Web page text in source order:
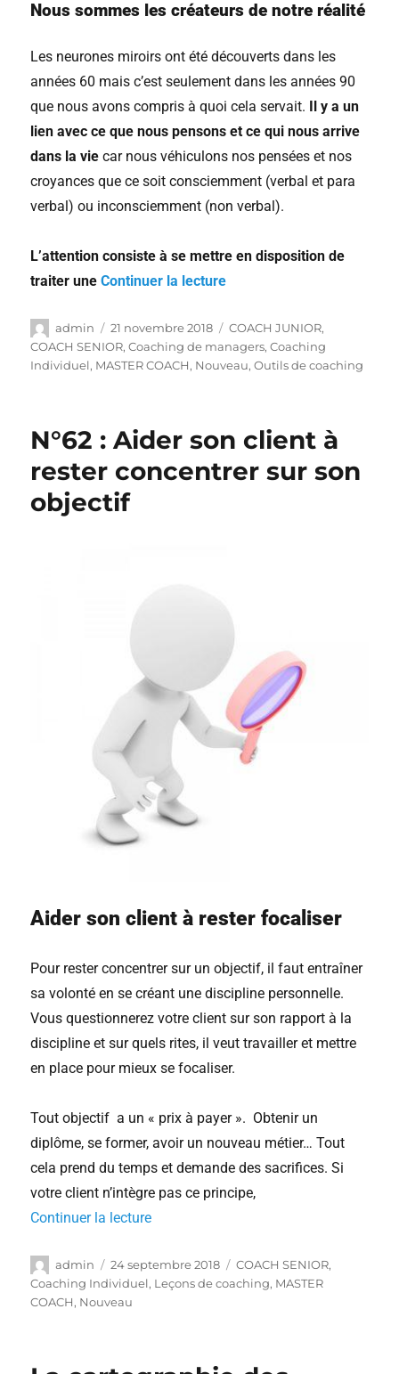
Nous sommes les créateurs de notre réalité
Les neurones miroirs ont été découverts dans les
années 60 mais c’est seulement dans les années 90
que nous avons compris à quoi cela servait.
Il y a un
lien avec ce que nous pensons et ce qui nous arrive
dans la vie car nous véhiculons nos pensées et nos
croyances que ce soit consciemment (verbal et para
verbal) ou inconsciemment (non verbal).
L’attention consiste à se mettre en disposition de
traiter uneContinuer la lecture
admin 21 novembre 2018 COACH JUNIOR,
COACH SENIOR,Coaching de managers,Coaching
Individuel, MASTER COACH, Nouveau,Outils de coaching
N°62 : Aider son client à
rester concentrer sur son
objectif
Aider son client à rester focaliser
Pour rester concentrer sur un objectif, il faut entraîner
sa volonté en se créant une discipline personnelle.
Vous questionnerez votre client sur son rapport à la
discipline et sur quels rites, il veut travailler et mettre
en place pour mieux se focaliser.
Tout objectif a un « prix à payer ». Obtenir un
diplôme, se former, avoir un nouveau métier… Tout
cela prend du temps et demande des sacrifices. Si
votre client n’intègre pas ce principe,
Continuer la lecture
admin 24 septembre 2018 COACH SENIOR,
Coaching Individuel, Leçons de coaching, MASTER
COACH, Nouveau